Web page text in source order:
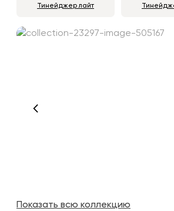
Тинейджер лайт
Показать всю коллекцию